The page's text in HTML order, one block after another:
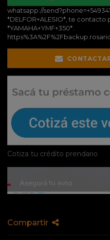
whatsapp://
*DELFOR+ALESIO*, te
*YAMAHA+YMF+350*.
Cotiza tu crédito prendario
Compartir